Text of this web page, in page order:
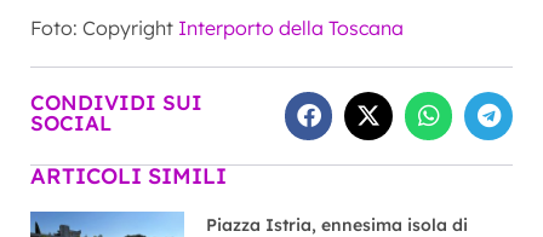
Foto: Copyright Interporto della Toscana
CONDIVIDI SUI
SOCIAL
ARTICOLI SIMILI
Piazza Istria, ennesima isola di